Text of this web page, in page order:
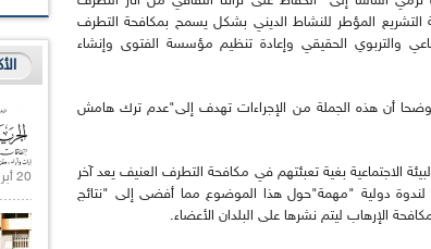
المؤطر للنشاط الديني بشكل يسمح بمكافحة التطرف
والتربوي الحقيقي وإعادة تنظيم مؤسسة الفتوى وإنشاء
أن هذه الجملة من الإجراءات تهدف إلى"عدم ترك هامش
الاجتماعية بغية تعبئتهم في مكافحة التطرف العنيف يعد آخر
محور لهذه الإستراتيجية مذكرا بتنظيم الجزائر في يوليو 2015 لندوة دولية "مهمة"حول هذا الموضوع مما أفضى إلى "نتائج
الإرهاب ليتم نشرها على البلدان الأعضاء.
20 أبريل 2021 |